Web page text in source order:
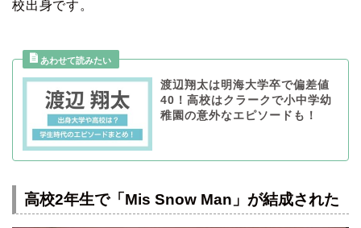
校出身です。
渡辺翔太は明海大学卒で偏差値
40！高校はクラークで小中学幼
稚園の意外なエピソードも！
高校2年生で「Mis Snow Man」が結成された